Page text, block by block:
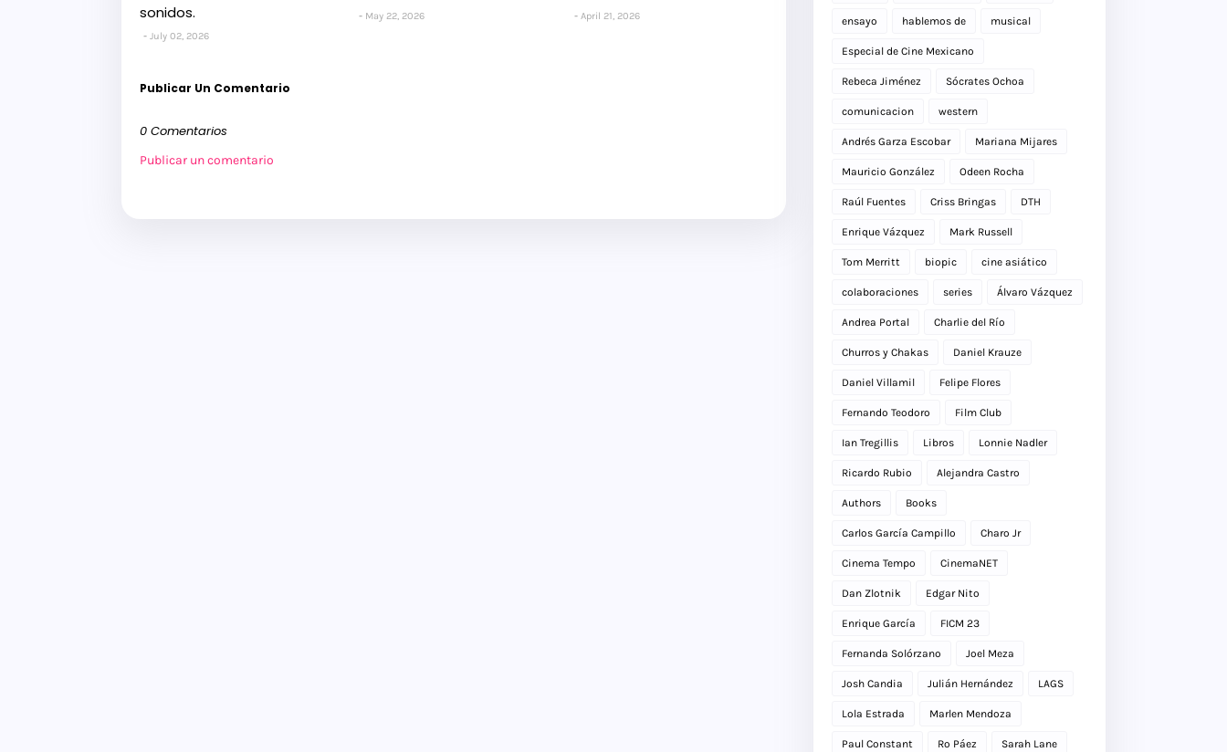
sonidos.
July 02, 2026
May 22, 2026 April 21, 2026
Publicar Un Comentario
0 Comentarios
Publicar un comentario
ensayo hablemos de musical
Especial de Cine Mexicano
Rebeca Jiménez Sócrates Ochoa
comunicacion western
Andrés Garza Escobar Mariana Mijares
Mauricio González Odeen Rocha
Raúl Fuentes Criss Bringas DTH
Enrique Vázquez Mark Russell
Tom Merritt biopic cine asiático
colaboraciones series Álvaro Vázquez
Andrea Portal Charlie del Río
Churros y Chakas Daniel Krauze
Daniel Villamil Felipe Flores
Fernando Teodoro Film Club
Ian Tregillis Libros Lonnie Nadler
Ricardo Rubio Alejandra Castro
Authors Books
Carlos García Campillo Charo Jr
Cinema Tempo CinemaNET
Dan Zlotnik Edgar Nito
Enrique García FICM 23
Fernanda Solórzano Joel Meza
Josh Candia Julián Hernández LAGS
Lola Estrada Marlen Mendoza
Paul Constant Ro Páez Sarah Lane